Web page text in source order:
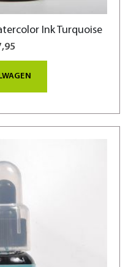
Ink Turquoise